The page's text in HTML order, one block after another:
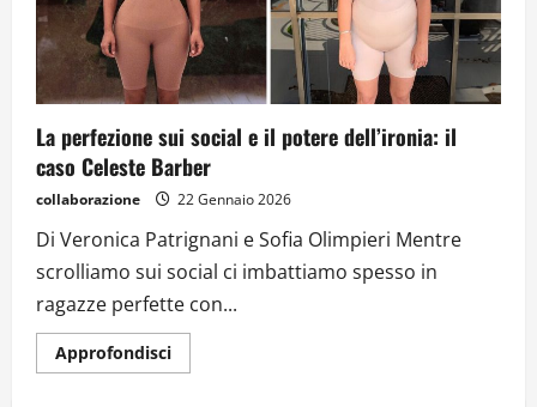
La perfezione sui social e il potere dell’ironia: il
caso Celeste Barber
collaborazione 22 Gennaio 2026
Di Veronica Patrignani e Sofia Olimpieri Mentre
scrolliamo sui social ci imbattiamo spesso in
ragazze perfette con...
Approfondisci